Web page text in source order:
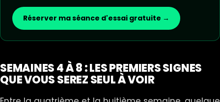
Réserver ma séance d'essai gratuite →
SEMAINES 4 À 8 : LES PREMIERS SIGNES
QUE VOUS SEREZ SEUL À VOIR